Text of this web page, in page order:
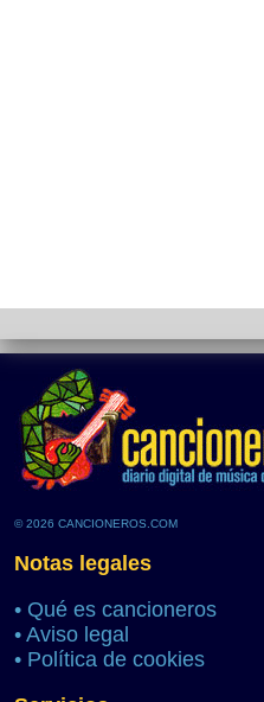
© 2026 CANCIONEROS.COM
Notas legales
• Qué es cancioneros
• Aviso legal
• Política de cookies